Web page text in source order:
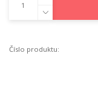
Číslo produktu: